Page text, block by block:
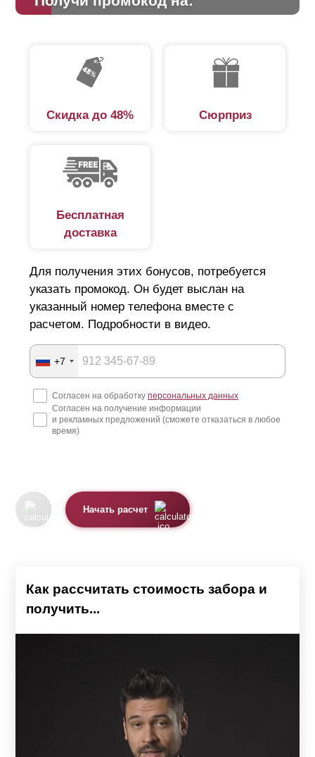
Скидка до 48% Сюрприз
Бесплатная
доставка
Для получения этих бонусов, потребуется
указать промокод. Он будет выслан на
указанный номер телефона вместе с
расчетом. Подробности в видео.
+7
Согласен на обработку персональных данных
Согласен на получение информации
и рекламных предложений (сможете отказаться в любое
время)
Начать расчет
Как рассчитать стоимость забора и
получить...